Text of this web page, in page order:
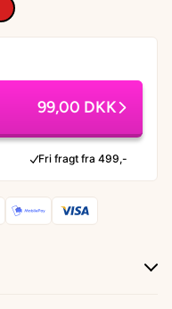
99,00 DKK
Fri fragt fra 499,-